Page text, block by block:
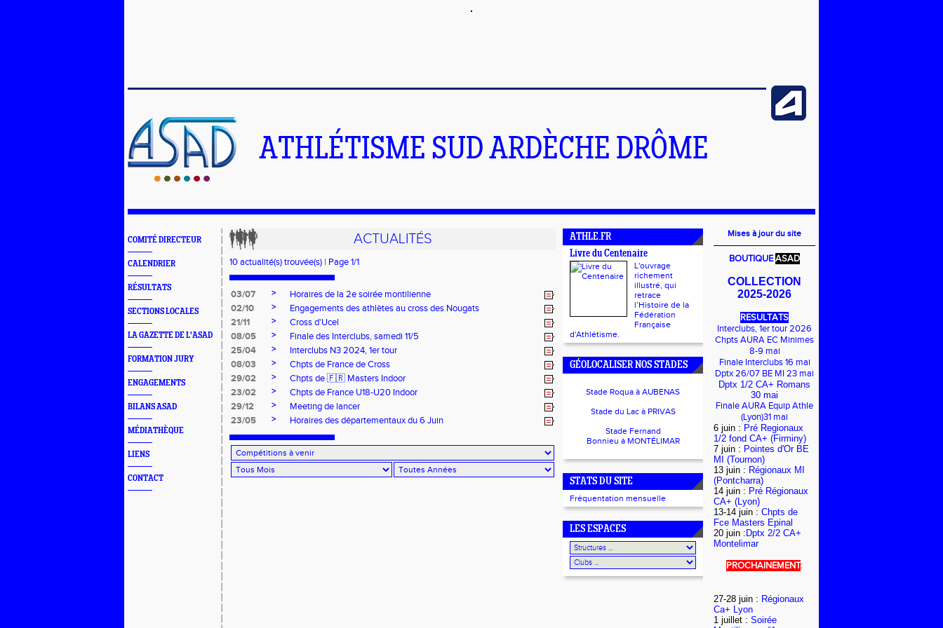
ATHLÉTISME SUD ARDÈCHE DRÔME
COMITÉ DIRECTEUR
CALENDRIER
RÉSULTATS
SECTIONS LOCALES
LA GAZETTE DE L'ASAD
FORMATION JURY
ENGAGEMENTS
BILANS ASAD
MÉDIATHÈQUE
LIENS
CONTACT
ACTUALITÉS
10 actualité(s) trouvée(s) | Page 1/1
03/07 >
Horaires de la 2e soirée montilienne
02/10
>
Engagements des athlètes au cross des Nougats
21/11
>
Cross d'Ucel
08/05
>
Finale des Interclubs, samedi 11/5
25/04
>
Interclubs N3 2024, 1er tour
08/03
>
Chpts de France de Cross
29/02
>
Chpts de 🇫🇷 Masters Indoor
23/02
>
Chpts de France U18-U20 Indoor
29/12
>
Meeting de lancer
23/05
> Horaires des départementaux du 6 Juin
ATHLE.FR
Livre du Centenaire
L'ouvrage
richement
illustré, qui
retrace
l’Histoire de la
Fédération
Française
d'Athlétisme.
GÉOLOCALISER NOS STADES
Stade Roqua à AUBENAS
Stade du Lac à PRIVAS
Stade Fernand
Bonnieu à MONTÉLIMAR
STATS DU SITE
Fréquentation mensuelle
LES ESPACES
Mises à jour du site
BOUTIQUEASAD
COLLECTION
2025-2026
RESULTATS
Interclubs, 1er tour 2026
Chpts AURA EC Minimes
8-9 mai
Finale Interclubs 16 mai
Dptx 26/07 BE MI 23 mai
Dptx 1/2 CA+ Romans
30 mai
Finale AURA Equip Athle
(Lyon)31 mai
6 juin : Pré Regionaux
1/2 fond CA+ (Firminy)
7 juin : Pointes d'Or BE
MI (Tournon)
13 juin : Régionaux MI
(Pontcharra)
14 juin : Pré Régionaux
CA+ (Lyon)
13-14 juin : Chpts de
Fce Masters Epinal
20 juin : Dptx 2/2 CA+
Montelimar
PROCHAINEMENT:
27-28 juin : Régionaux
Ca+ Lyon
1 juillet : Soirée